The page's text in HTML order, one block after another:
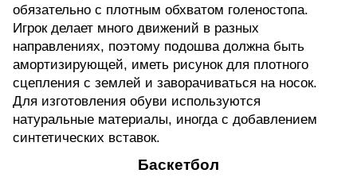
обязательно с плотным обхватом голеностопа.
Игрок делает много движений в разных
направлениях, поэтому подошва должна быть
амортизирующей, иметь рисунок для плотного
сцепления с землей и заворачиваться на носок.
Для изготовления обуви используются
натуральные материалы, иногда с добавлением
синтетических вставок.
Баскетбол